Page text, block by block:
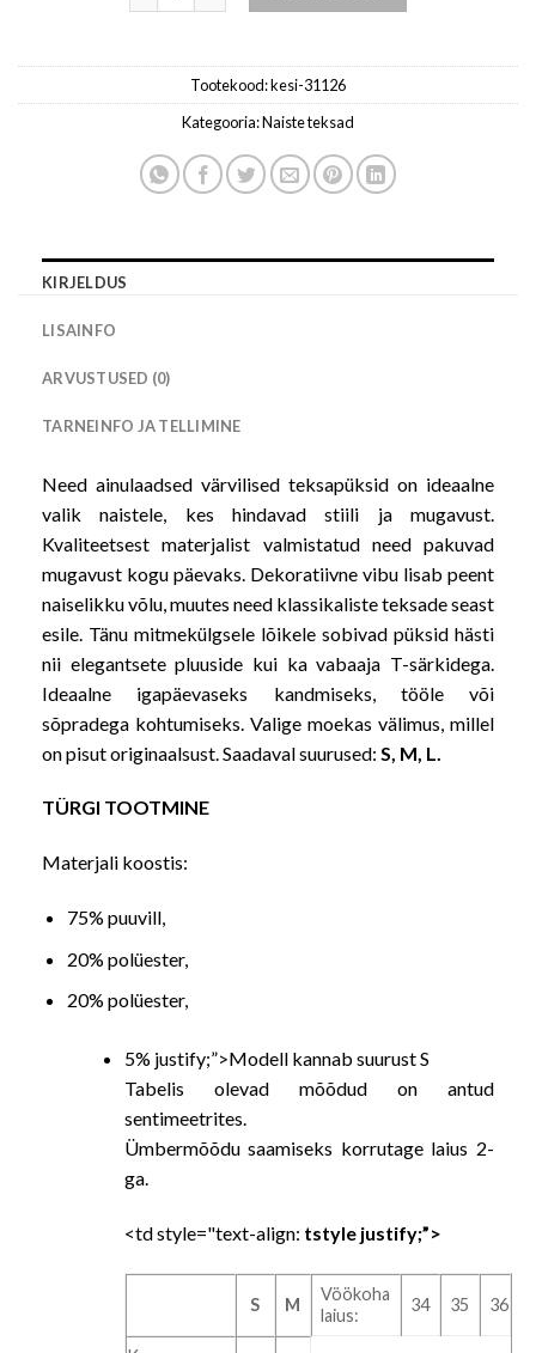
Tootekood:kesi-31126
Kategooria:Naiste teksad
KIRJELDUS
LISAINFO
ARVUSTUSED (0)
TARNEINFO JA TELLIMINE
Need ainulaadsed värvilised teksapüksid on ideaalne
valik naistele, kes hindavad stiili ja mugavust.
Kvaliteetsest materjalist valmistatud need pakuvad
mugavust kogu päevaks. Dekoratiivne vibu lisab peent
naiselikku võlu, muutes need klassikaliste teksade seast
esile. Tänu mitmekülgsele lõikele sobivad püksid hästi
nii elegantsete pluuside kui ka vabaaja T-särkidega.
Ideaalne igapäevaseks kandmiseks, tööle või
sõpradega kohtumiseks. Valige moekas välimus, millel
on pisut originaalsust. Saadaval suurused: S, M, L.
TÜRGI TOOTMINE
Materjali koostis:
75% puuvill,
20% polüester,
20% polüester,
5% justify;”>Modell kannab suurust S
Tabelis olevad mõõdud on antud
sentimeetrites.
Ümbermõõdu saamiseks korrutage laius 2-
ga.
<td style="text-align: tstyle justify;”>
S M
Vöökoha
laius:
34 35 36